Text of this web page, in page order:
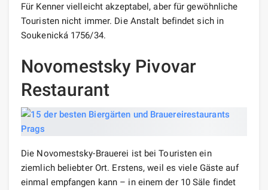
Für Kenner vielleicht akzeptabel, aber für gewöhnliche
Touristen nicht immer. Die Anstalt befindet sich in
Soukenická 1756/34.
Novomestsky Pivovar
Restaurant
Die Novomestsky-Brauerei ist bei Touristen ein
ziemlich beliebter Ort. Erstens, weil es viele Gäste auf
einmal empfangen kann – in einem der 10 Säle findet